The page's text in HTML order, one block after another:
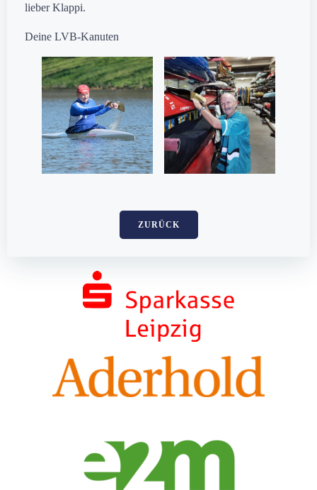
lieber Klappi.
Deine LVB-Kanuten
ZURÜCK